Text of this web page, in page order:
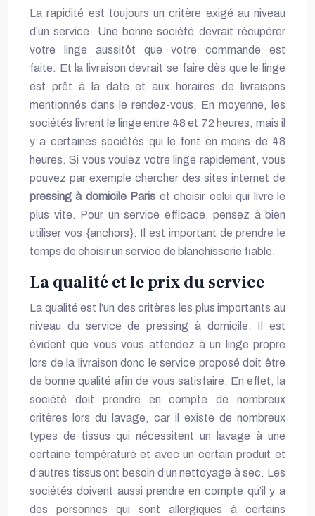
La rapidité est toujours un critère exigé au niveau
d’un service. Une bonne société devrait récupérer
votre linge aussitôt que votre commande est
faite. Et la livraison devrait se faire dès que le linge
est prêt à la date et aux horaires de livraisons
mentionnés dans le rendez-vous. En moyenne, les
sociétés livrent le linge entre 48 et 72 heures, mais il
y a certaines sociétés qui le font en moins de 48
heures. Si vous voulez votre linge rapidement, vous
pouvez par exemple chercher des sites internet de
pressing à domicile Paris et choisir celui qui livre le
plus vite. Pour un service efficace, pensez à bien
utiliser vos {anchors}. Il est important de prendre le
temps de choisir un service de blanchisserie fiable.
La qualité et le prix du service
La qualité est l’un des critères les plus importants au
niveau du service de pressing à domicile. Il est
évident que vous vous attendez à un linge propre
lors de la livraison donc le service proposé doit être
de bonne qualité afin de vous satisfaire. En effet, la
société doit prendre en compte de nombreux
critères lors du lavage, car il existe de nombreux
types de tissus qui nécessitent un lavage à une
certaine température et avec un certain produit et
d’autres tissus ont besoin d’un nettoyage à sec. Les
sociétés doivent aussi prendre en compte qu’il y a
des personnes qui sont allergiques à certains